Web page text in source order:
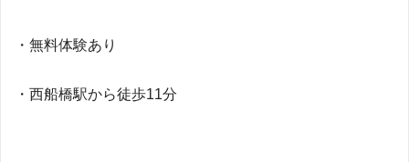
・無料体験あり
・西船橋駅から徒歩11分